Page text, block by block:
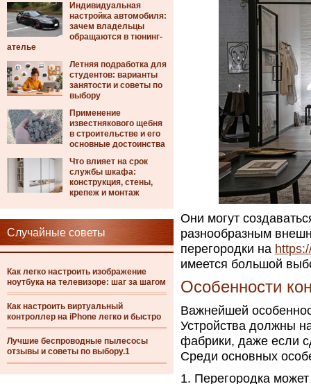
Индивидуальная
настройка автомобиля:
зачем владельцы
обращаются в тюнинг-
ателье
Летняя подработка для
студентов: варианты
занятости и советы по
выбору
Применение
известнякового щебня
в строительстве и его
основные достоинства
Что влияет на срок
службы шкафа:
конструкция, стены,
крепеж и монтаж
Случайные советы
Как легко настроить изображение
ноутбука на телевизоре: шаг за шагом
Как настроить виртуальный
контроллер на iPhone легко и быстро
Лучшие беспроводные пылесосы
отзывы и советы по выбору.1
Они могут
разнообразным
перегородки на
имеется большой
Особенности
Важнейшей
Устройства должны
фабрики, даже если
Среди основных
Перегородка